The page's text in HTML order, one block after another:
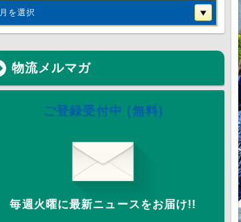
月を選択
物流メルマガ
ご登録受付中 (無料)
毎週火曜に最新ニュースをお届け!!